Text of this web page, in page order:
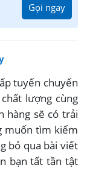
Gọi ngay
tuyến chuyến
lượng cùng
hàng sẽ có trải
muốn tìm kiếm
bỏ qua bài viết
bạn tất tần tật